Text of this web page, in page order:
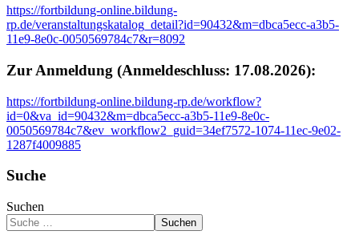
https://fortbildung-online.bildung-
rp.de/veranstaltungskatalog_detail?id=90432&m=dbca5ecc-a3b5-
11e9-8e0c-0050569784c7&r=8092
Zur Anmeldung (Anmeldeschluss: 17.08.2026):
https://fortbildung-online.bildung-rp.de/workflow?
id=0&va_id=90432&m=dbca5ecc-a3b5-11e9-8e0c-
0050569784c7&ev_workflow2_guid=34ef7572-1074-11ec-9e02-
1287f4009885
Suche
Suchen
Suchen